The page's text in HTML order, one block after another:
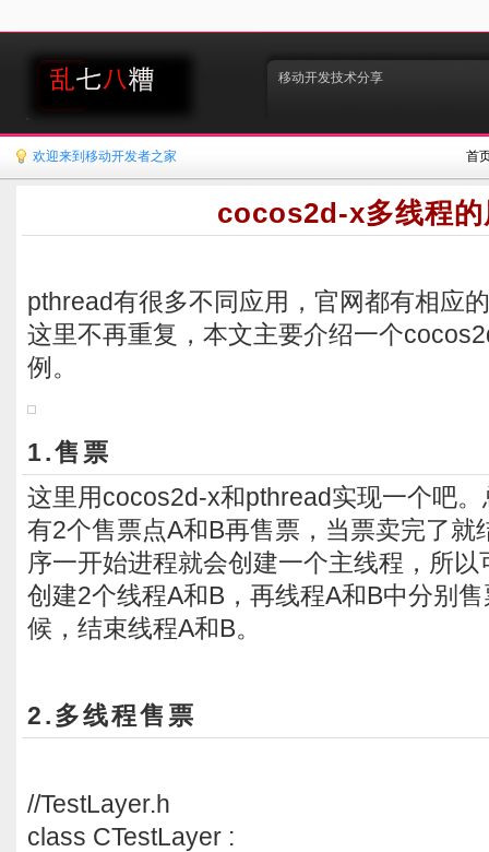
移动开发技术分享
首
欢迎来到移动开发者之家
cocos2d-x多线程的
pthread有很多不同应用，官网都有相应
这里不再重复，本文主要介绍一个
例。
1.售票
这里用cocos2d-x和pthread实现一个吧
有2个售票点A和B再售票，当票卖完了就
序一开始进程就会创建一个主线程，所
创建2个线程A和B，再线程A和B中分别
候，结束线程A和B。
2.多线程售票
//TestLayer.h
class CTestLayer :